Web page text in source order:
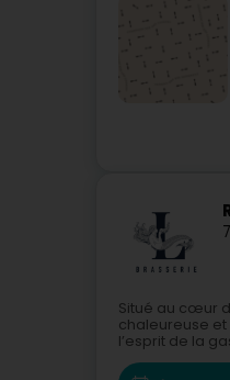
Situé au cœur
chaleureuse et
l’esprit de la